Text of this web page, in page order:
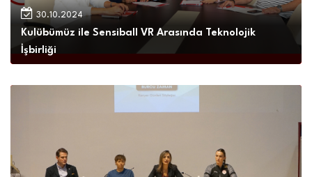
30.10.2024
Kulübümüz ile Sensiball VR Arasında Teknolojik
İşbirliği